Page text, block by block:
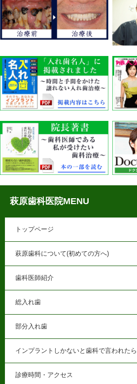
萩原歯科医院MENU
トップページ
萩原歯科について(初めての方へ)
歯科医師紹介
総入れ歯
部分入れ歯
インプラントしかないと歯科で言われたら
診療時間・アクセス